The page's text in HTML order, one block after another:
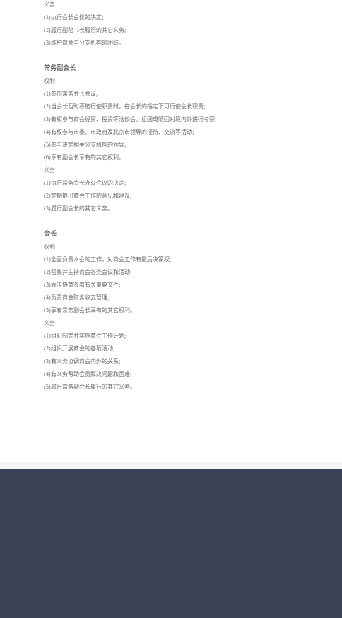
义务
(1)执行会长会议的决定;
(2)履行副秘书长履行的其它义务;
(3)维护商会与分支机构的团结。
常务副会长
权利
(1)参加常务会长会议;
(2)当会长暂时不能行使职责时，在会长的指定下可行使会长职责;
(3)有权参与商会经贸、投资等洽谈会，组团或随团对境内外进行考察;
(4)有权参与市委、市政府及北京市领导的接待、交流等活动;
(5)参与决定相关分支机构的领导;
(6)享有副会长享有的其它权利。
义务
(1)执行常务会长办公会议的决定;
(2)定期提出商会工作的意见和建议;
(3)履行副会长的其它义务。
会长
权利
(1)全面负责本会的工作，对商会工作有最后决策权;
(2)召集并主持商会各类会议和活动;
(3)表决协商签署有关重要文件;
(4)负责商会财务收支管理;
(5)享有常务副会长享有的其它权利。
义务
(1)组织制定并实施商会工作计划;
(2)组织开展商会的各项活动;
(3)有义务协调商会内外的关系;
(4)有义务帮助会员解决问题和困难;
(5)履行常务副会长履行的其它义务。